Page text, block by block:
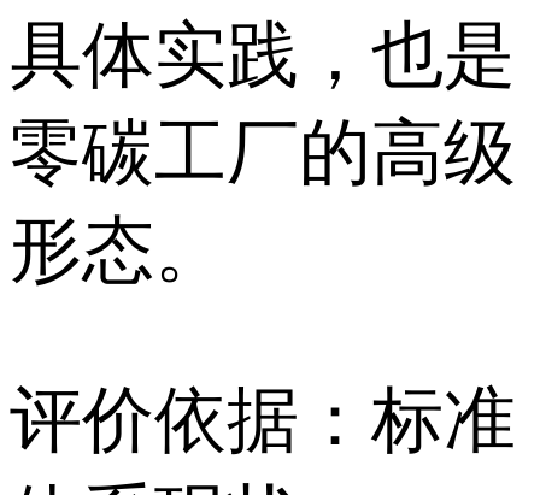
具体实践，也是
零碳工厂的高级
形态。
评价依据：标准